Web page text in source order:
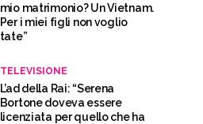
mio matrimonio? Un Vietnam.
Per i miei figli non voglio
tate”
TELEVISIONE
L’ad della Rai: “Serena
Bortone doveva essere
licenziata per quello che ha